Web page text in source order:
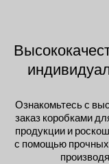
Ознакомьтесь с
заказ коробками
продукции и
с помощью